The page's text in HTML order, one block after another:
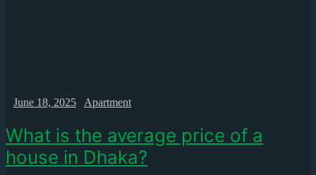
June 18, 2025 Apartment
What is the average price of a
house in Dhaka?